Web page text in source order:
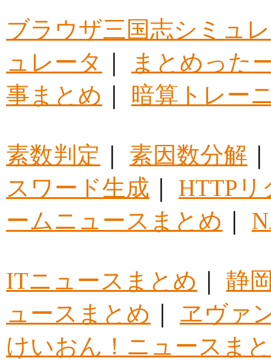
ブラウザ三国志シミュ
ュレータ
まとめった
事まとめ
暗算トレー
素数判定 素因数分解
スワード生成
HTTP
ームニュースまとめ
ITニュースまとめ
静
ュースまとめ
ヱヴァ
けいおん！ニュースま